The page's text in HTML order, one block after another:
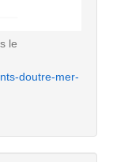
le
doutre-mer-